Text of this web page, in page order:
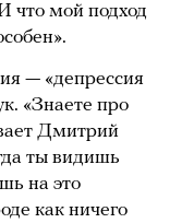
что мой подход
— «депрессия
«Знаете про
Дмитрий
ты видишь
на это
как ничего